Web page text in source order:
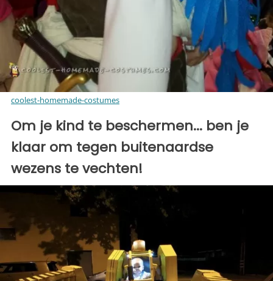
coolest-homemade-costumes
Om je kind te beschermen... ben je
klaar om tegen buitenaardse
wezens te vechten!